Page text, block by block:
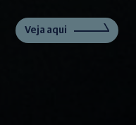
Veja aqui